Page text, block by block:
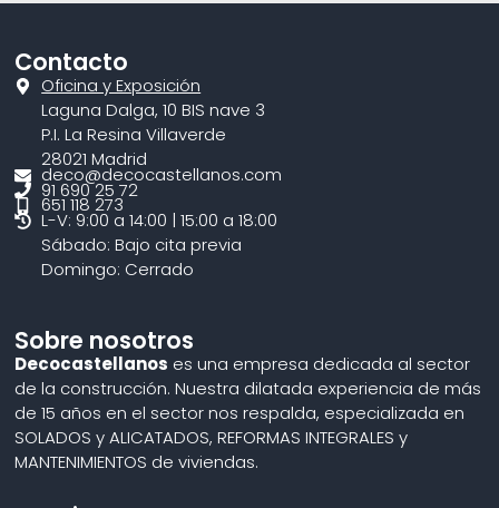
Contacto
Oficina y Exposición
Laguna Dalga, 10 BIS nave 3
P.I. La Resina Villaverde
28021 Madrid
deco@decocastellanos.com
91 690 25 72
651 118 273
L-V: 9:00 a 14:00 | 15:00 a 18:00
Sábado: Bajo cita previa
Domingo: Cerrado
Sobre nosotros
Decocastellanos es una empresa dedicada al sector
de la construcción. Nuestra dilatada experiencia de más
de 15 años en el sector nos respalda, especializada en
SOLADOS y ALICATADOS, REFORMAS INTEGRALES y
MANTENIMIENTOS de viviendas.